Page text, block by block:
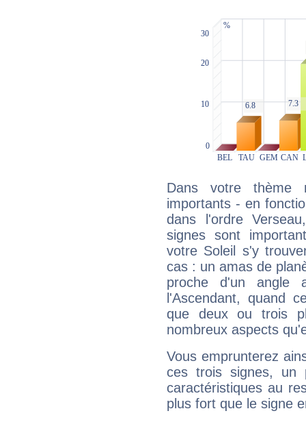
Dans votre thème
importants - en
dans l'ordre
signes sont
votre Soleil s'y
cas : un amas de
proche d'un
l'Ascendant, quand
que deux ou trois
nombreux aspects
Vous emprunterez
ces trois signes, un
caractéristiques au
plus fort que le signe